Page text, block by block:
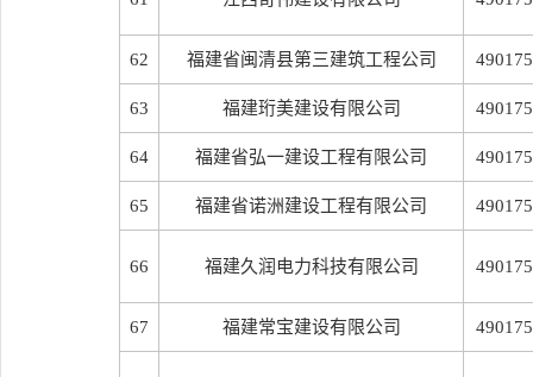
62 福建省闽清县第三建筑工程公司
63 福建珩美建设有限公司
64 福建省弘一建设工程有限公司
65 福建省诺洲建设工程有限公司
66 福建久润电力科技有限公司
67 福建常宝建设有限公司